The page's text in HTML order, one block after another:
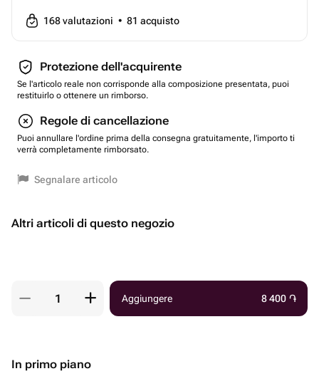
168valutazioni • 81 acquisto
Protezione dell'acquirente
Se l'articolo reale non corrisponde alla composizione presentata, puoi
restituirlo o ottenere un rimborso.
Regole di cancellazione
Puoi annullare l'ordine prima della consegna gratuitamente, l'importo ti
verrà completamente rimborsato.
Segnalare articolo
Altri articoli di questo negozio
Aggiungere 8 400 ֏
In primo piano